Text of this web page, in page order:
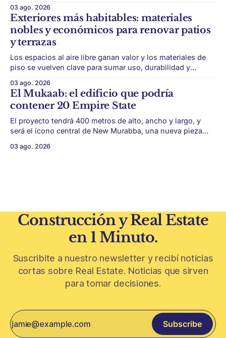
puede convertir un residuo vitivinícola en un material de
construcción. El desarrollo parte de restos de poda de vid
y micelio, la parte vegetativa de los
03 ago. 2026
Exteriores más habitables: materiales
nobles y económicos para renovar patios
y terrazas
Los espacios al aire libre ganan valor y los materiales de
piso se vuelven clave para sumar uso, durabilidad y
y terrazas se volvieron protagonistas de la vivienda.
Después de años en los que el exterior era visto como un
plus,
03 ago. 2026
El Mukaab: el edificio que podría
contener 20 Empire State
El proyecto tendrá 400 metros de alto, ancho y largo, y
será el ícono central de New Murabba, una nueva pieza
avanza con una de las obras más ambiciosas del
03 ago. 2026
Construcción y Real Estate
en 1 Minuto.
Suscribite a nuestro newsletter y recibí noticias
cortas sobre Real Estate. Noticias que sirven
para tomar decisiones.
Subscribe